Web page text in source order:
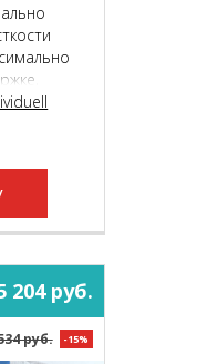
во
204 руб.
руб. -15%